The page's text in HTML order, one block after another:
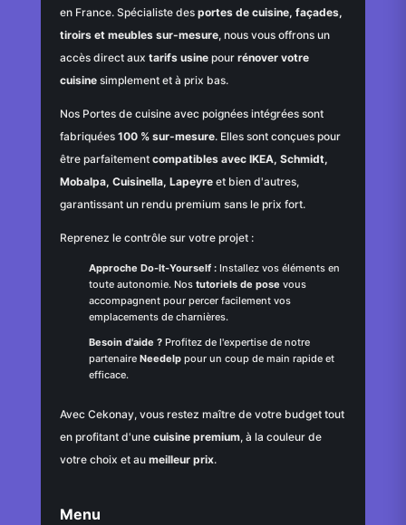
en France. Spécialiste des portes de cuisine, façades,
tiroirs et meubles sur-mesure, nous vous offrons un
accès direct aux tarifs usinepour rénover votre
cuisinesimplement et à prix bas.
Nos Portes de cuisine avec poignées intégrées sont
fabriquées 100 % sur-mesure. Elles sont conçues pour
être parfaitement compatibles avec IKEA, Schmidt,
Mobalpa, Cuisinella, Lapeyreet bien d'autres,
garantissant un rendu premium sans le prix fort.
Reprenez le contrôle sur votre projet :
Approche Do-It-Yourself :Installez vos éléments en
toute autonomie. Nos tutoriels de pose vous
accompagnent pour percer facilement vos
emplacements de charnières.
Besoin d'aide ?Profitez de l'expertise de notre
partenaire Needelppour un coup de main rapide et
efficace.
Avec Cekonay, vous restez maître de votre budget tout
en profitant d'une cuisine premium, à la couleur de
votre choix et au meilleur prix.
Menu